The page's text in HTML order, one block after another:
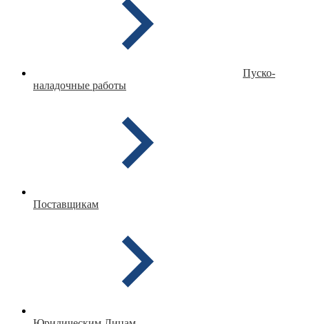
Пуско-
наладочные работы
Поставщикам